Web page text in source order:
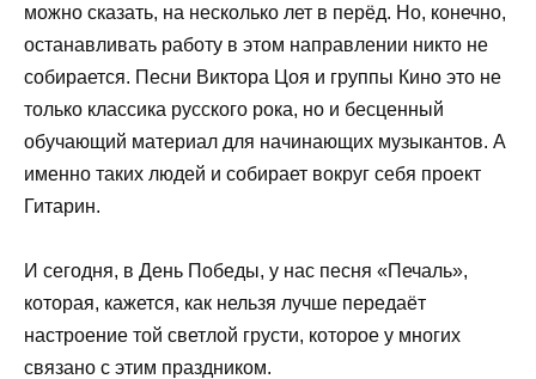
можно сказать, на несколько лет в перёд. Но, конечно,
останавливать работу в этом направлении никто не
собирается. Песни Виктора Цоя и группы Кино это не
только классика русского рока, но и бесценный
обучающий материал для начинающих музыкантов. А
именно таких людей и собирает вокруг себя проект
Гитарин.
И сегодня, в День Победы, у нас песня «Печаль»,
которая, кажется, как нельзя лучше передаёт
настроение той светлой грусти, которое у многих
связано с этим праздником.